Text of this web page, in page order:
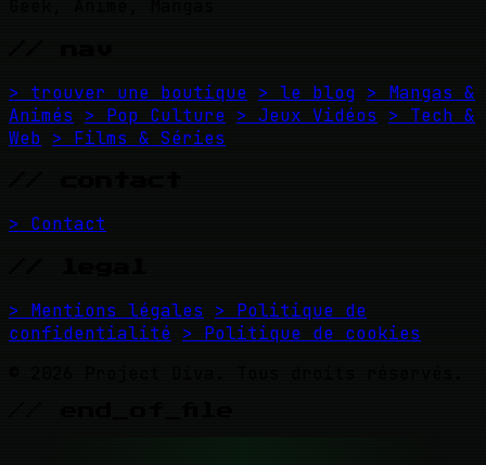
> trouver une boutique > le blog > Mangas &
Animés
> Pop Culture > Jeux Vidéos
> Tech &
Web > Films & Séries
> Contact
> Mentions légales
> Politique de
confidentialité > Politique de cookies